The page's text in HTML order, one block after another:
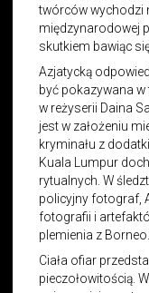
twórców wychodzi
międzynarodowej
skutkiem bawiąc
Azjatycką
być pokazywana
w reżyserii Daina
jest w założeniu
kryminału z
Kuala Lumpur
rytualnych. W
policyjny fotograf,
fotografii i
plemienia z Borneo.
Ciała ofiar
pieczołowitością.